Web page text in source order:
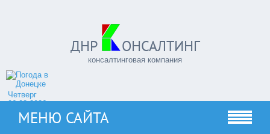
ДНР ОНСАЛТИНГ
консалтинговая компания
Четверг
06.08.2026
МЕНЮ САЙТА